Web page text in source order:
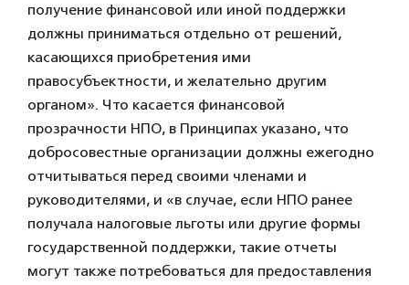
получение финансовой или иной поддержки
должны приниматься отдельно от решений,
касающихся приобретения ими
правосубъектности, и желательно другим
органом». Что касается финансовой
прозрачности НПО, в Принципах указано, что
добросовестные организации должны ежегодно
отчитываться перед своими членами и
руководителями, и «в случае, если НПО ранее
получала налоговые льготы или другие формы
государственной поддержки, такие отчеты
могут также потребоваться для предоставления